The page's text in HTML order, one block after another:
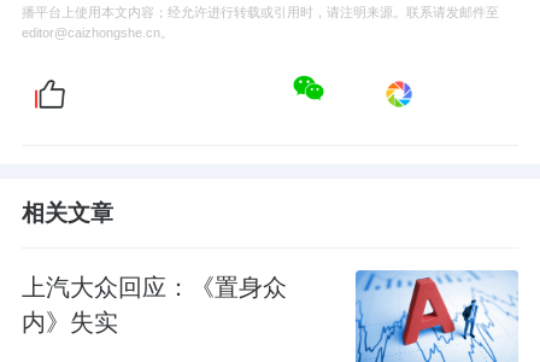
播平台上使用本文内容；经允许进行转载或引用时，请注明来源。联系请发邮件至
editor@caizhongshe.cn。
相关文章
上汽大众回应：《置身众
内》失实